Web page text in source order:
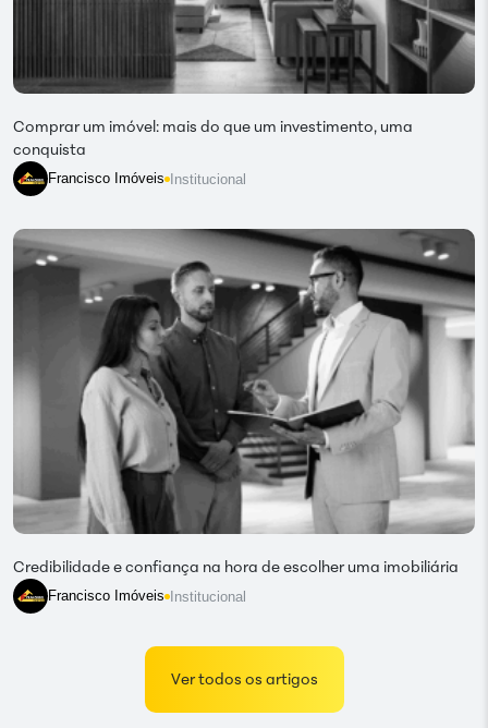
Comprar um imóvel: mais do que um investimento, uma
conquista
Francisco Imóveis Institucional
Credibilidade e confiança na hora de escolher uma imobiliária
Francisco Imóveis Institucional
Ver todos os artigos